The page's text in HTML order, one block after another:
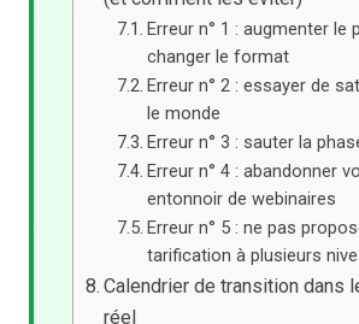
Erreur n° 1 : augmenter le
changer le format
Erreur n° 2 : essayer de
le monde
Erreur n° 3 : sauter la
Erreur n° 4 : abandonner
entonnoir de webinaires
Erreur n° 5 : ne pas
tarification à plusieurs
Calendrier de transition dans
réel